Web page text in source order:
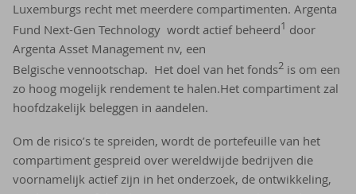
Luxemburgs recht met meerdere compartimenten. Argenta
Fund Next-Gen Technology wordt actief beheerd1 door
Argenta Asset Management nv, een
Belgische vennootschap. Het doel van het fonds2 is om een
zo hoog mogelijk rendement te halen.Het compartiment zal
hoofdzakelijk beleggen in aandelen.
Om de risico’s te spreiden, wordt de portefeuille van het
compartiment gespreid over wereldwijde bedrijven die
voornamelijk actief zijn in het onderzoek, de ontwikkeling,